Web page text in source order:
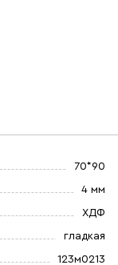
70*90
4 мм
ХДФ
гладкая
123м0213